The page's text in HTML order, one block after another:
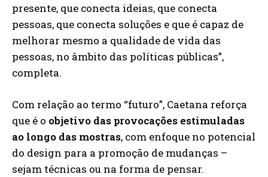
presente, que conecta ideias, que conecta
pessoas, que conecta soluções e que é capaz de
melhorar mesmo a qualidade de vida das
pessoas, no âmbito das políticas públicas”,
completa.
Com relação ao termo “futuro”, Caetana reforça
que é o objetivo das provocações estimuladas
ao longo das mostras, com enfoque no potencial
do design para a promoção de mudanças –
sejam técnicas ou na forma de pensar.